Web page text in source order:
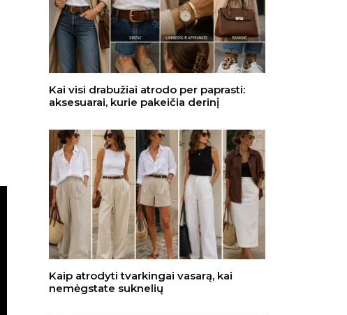
Kai visi drabužiai atrodo per paprasti:
aksesuarai, kurie pakeičia derinį
Kaip atrodyti tvarkingai vasarą, kai
nemėgstate suknelių